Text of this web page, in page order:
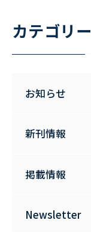
カテゴリー
お知らせ
新刊情報
掲載情報
Newsletter